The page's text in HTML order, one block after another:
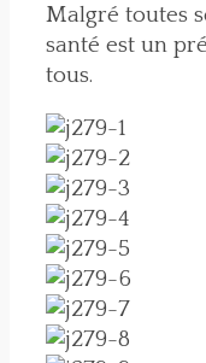
Malgré toutes
santé est un
tous.